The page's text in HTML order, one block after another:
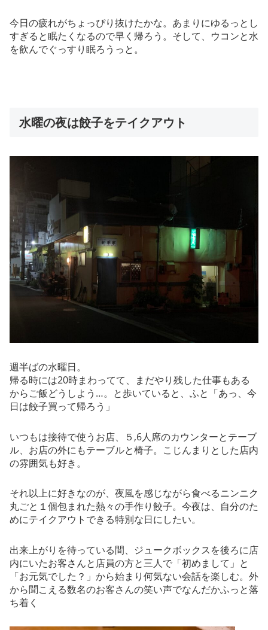
今日の疲れがちょっぴり抜けたかな。あまりにゆるっとし
すぎると眠たくなるので早く帰ろう。そして、ウコンと水
を飲んでぐっすり眠ろうっと。
水曜の夜は餃子をテイクアウト
週半ばの水曜日。
帰る時には20時まわってて、まだやり残した仕事もある
からご飯どうしよう…。と歩いていると、ふと「あっ、今
日は餃子買って帰ろう」
いつもは接待で使うお店、５,6人席のカウンターとテーブ
ル、お店の外にもテーブルと椅子。こじんまりとした店内
の雰囲気も好き。
それ以上に好きなのが、夜風を感じながら食べるニンニク
丸ごと１個包まれた熱々の手作り餃子。今夜は、自分のた
めにテイクアウトできる特別な日にしたい。
出来上がりを待っている間、ジュークボックスを後ろに店
内にいたお客さんと店員の方と三人で「初めまして」と
「お元気でした？」から始まり何気ない会話を楽しむ。外
から聞こえる数名のお客さんの笑い声でなんだかふっと落
ち着く